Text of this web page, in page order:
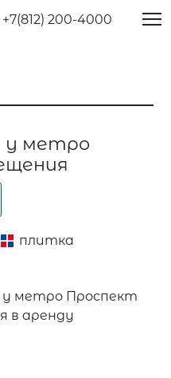
+7(812) 200-4000
у метро
плитка
у метро Проспект
в аренду